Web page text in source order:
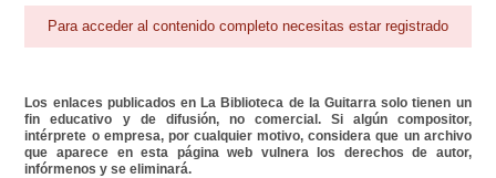
Área personal Reproductor
Para acceder al contenido completo necesitas estar registrado
Los enlaces publicados en La Biblioteca de la Guitarra solo tienen un
fin educativo y de difusión, no comercial. Si algún compositor,
intérprete o empresa, por cualquier motivo, considera que un archivo
que aparece en esta página web vulnera los derechos de autor,
infórmenos y se eliminará.